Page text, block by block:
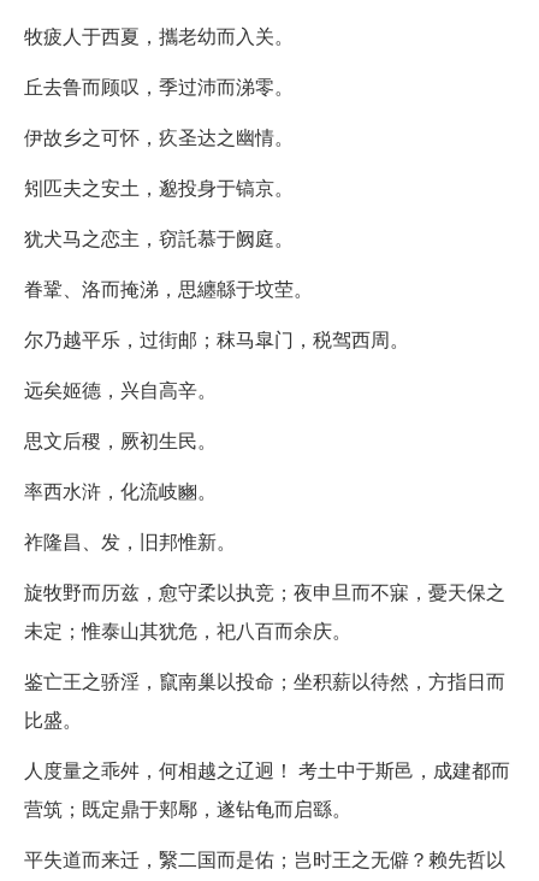
牧疲人于西夏，攜老幼而入关。
丘去鲁而顾叹，季过沛而涕零。
伊故乡之可怀，疚圣达之幽情。
矧匹夫之安土，邈投身于镐京。
犹犬马之恋主，窃託慕于阙庭。
眷鞏、洛而掩涕，思纏緜于坟茔。
尔乃越平乐，过街邮；秣马皐门，税驾西周。
远矣姬德，兴自高辛。
思文后稷，厥初生民。
率西水浒，化流岐豳。
祚隆昌、发，旧邦惟新。
旋牧野而历兹，愈守柔以执竞；夜申旦而不寐，憂天保之
未定；惟泰山其犹危，祀八百而余庆。
鉴亡王之骄淫，竄南巢以投命；坐积薪以待然，方指日而
比盛。
人度量之乖舛，何相越之辽迥！ 考土中于斯邑，成建都而
营筑；既定鼎于郏鄏，遂钻龟而启繇。
平失道而来迁，繄二国而是佑；岂时王之无僻？赖先哲以